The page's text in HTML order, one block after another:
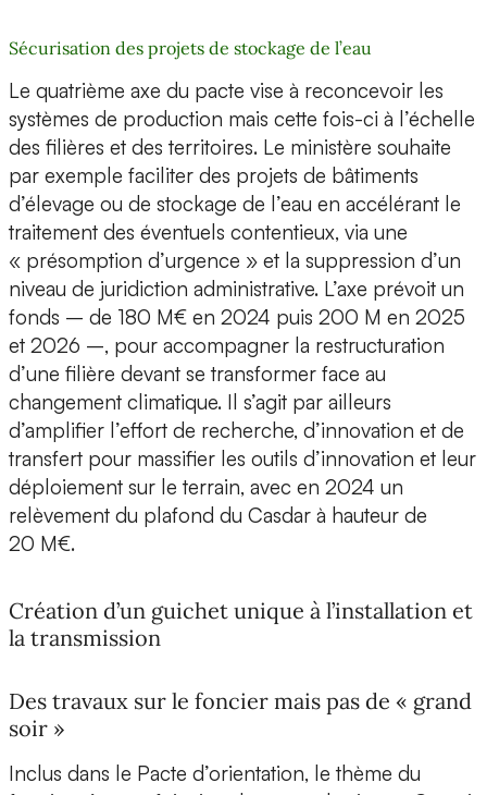
Sécurisation des projets de stockage de l’eau
Le quatrième axe du pacte vise à reconcevoir les
systèmes de production mais cette fois-ci à l’échelle
des filières et des territoires. Le ministère souhaite
par exemple faciliter des projets de bâtiments
d’élevage ou de stockage de l’eau en accélérant le
traitement des éventuels contentieux, via une
« présomption d’urgence » et la suppression d’un
niveau de juridiction administrative. L’axe prévoit un
fonds – de 180 M€ en 2024 puis 200 M en 2025
et 2026 –, pour accompagner la restructuration
d’une filière devant se transformer face au
changement climatique. Il s’agit par ailleurs
d’amplifier l’effort de recherche, d’innovation et de
transfert pour massifier les outils d’innovation et leur
déploiement sur le terrain, avec en 2024 un
relèvement du plafond du Casdar à hauteur de
20 M€.
Création d’un guichet unique à l’installation et
la transmission
Des travaux sur le foncier mais pas de « grand
soir »
Inclus dans le Pacte d’orientation, le thème du